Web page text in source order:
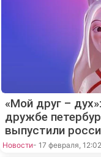
«Мой друг –
дружбе
выпустили
Новости- 17 февраля, 12:02